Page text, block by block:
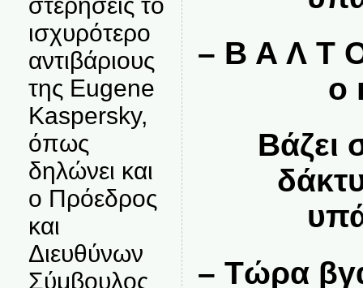
ισχυρότερο
αντιβάριους
της Eugene
Kaspersky,
όπως
δηλώνει και
ο Πρόεδρος
και
Διευθύνων
Σύμβουλος
– Β Α Λ Τ
ο
Βάζει
– Τώρα